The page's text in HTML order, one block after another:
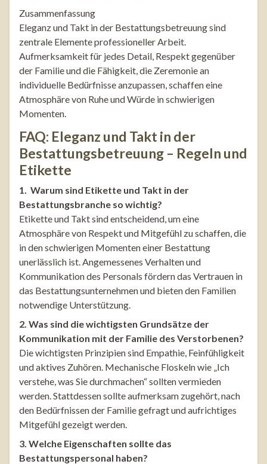
Zusammenfassung
Eleganz und Takt in der Bestattungsbetreuung sind
zentrale Elemente professioneller Arbeit.
Aufmerksamkeit für jedes Detail, Respekt gegenüber
der Familie und die Fähigkeit, die Zeremonie an
individuelle Bedürfnisse anzupassen, schaffen eine
Atmosphäre von Ruhe und Würde in schwierigen
Momenten.
FAQ: Eleganz und Takt in der
Bestattungsbetreuung – Regeln und
Etikette
1. Warum sind Etikette und Takt in der
Bestattungsbranche so wichtig?
Etikette und Takt sind entscheidend, um eine
Atmosphäre von Respekt und Mitgefühl zu schaffen, die
in den schwierigen Momenten einer Bestattung
unerlässlich ist. Angemessenes Verhalten und
Kommunikation des Personals fördern das Vertrauen in
das Bestattungsunternehmen und bieten den Familien
notwendige Unterstützung.
2. Was sind die wichtigsten Grundsätze der
Kommunikation mit der Familie des Verstorbenen?
Die wichtigsten Prinzipien sind Empathie, Feinfühligkeit
und aktives Zuhören. Mechanische Floskeln wie „Ich
verstehe, was Sie durchmachen“ sollten vermieden
werden. Stattdessen sollte aufmerksam zugehört, nach
den Bedürfnissen der Familie gefragt und aufrichtiges
Mitgefühl gezeigt werden.
3. Welche Eigenschaften sollte das
Bestattungspersonal haben?